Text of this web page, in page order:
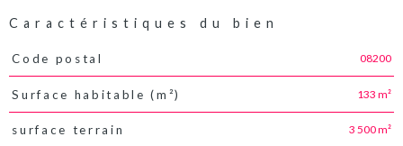
Caractéristiques du bien
Caractéristiques Valeurs
Code postal 08200
Surface habitable (m²) 133 m²
surface terrain 3 500 m²